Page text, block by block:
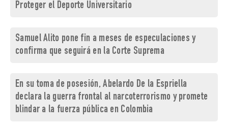
Proteger el Deporte Universitario
Samuel Alito pone fin a meses de especulaciones y
confirma que seguirá en la Corte Suprema
En su toma de posesión, Abelardo De la Espriella
declara la guerra frontal al narcoterrorismo y promete
blindar a la fuerza pública en Colombia